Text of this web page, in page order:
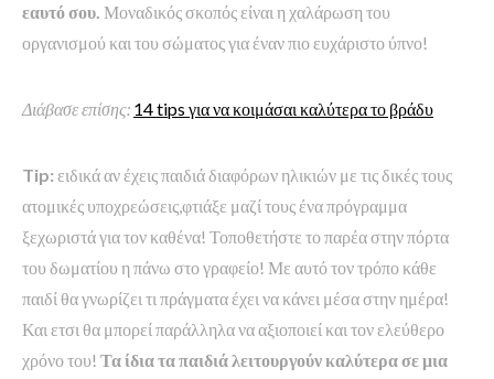
εαυτό σου. Μοναδικός σκοπός είναι η χαλάρωση του
οργανισμού και του σώματος για έναν πιο ευχάριστο ύπνο!
Διάβασε επίσης: 14 tips για να κοιμάσαι καλύτερα το βράδυ
Tip: ειδικά αν έχεις παιδιά διαφόρων ηλικιών με τις δικές τους
ατομικές υποχρεώσεις,φτιάξε μαζί τους ένα πρόγραμμα
ξεχωριστά για τον καθένα! Τοποθετήστε το παρέα στην πόρτα
του δωματίου η πάνω στο γραφείο! Με αυτό τον τρόπο κάθε
παιδί θα γνωρίζει τι πράγματα έχει να κάνει μέσα στην ημέρα!
Και ετσι θα μπορεί παράλληλα να αξιοποιεί και τον ελεύθερο
χρόνο του! Τα ίδια τα παιδιά λειτουργούν καλύτερα σε μια